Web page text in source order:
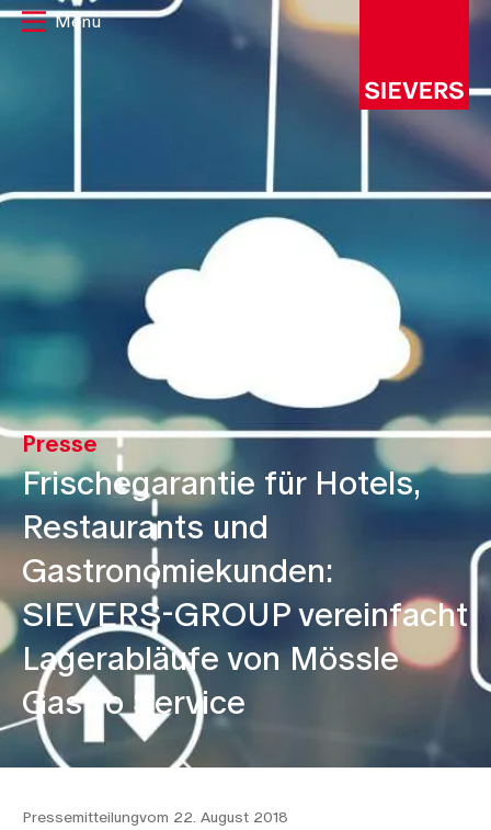
Presse
Frischegarantie für Hotels,
Restaurants und
Gastronomiekunden:
SIEVERS-GROUP vereinfacht
Lagerabläufe von Mössle
Gastro Service
Pressemitteilungvom 22. August 2018